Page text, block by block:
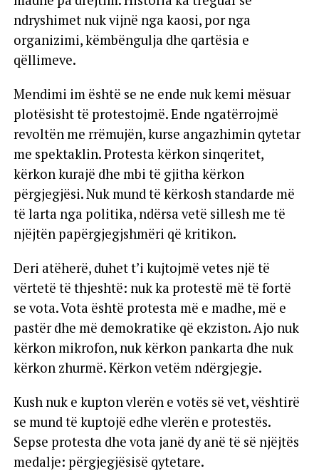
ndryshimet nuk vijnë nga kaosi, por nga
organizimi, këmbëngulja dhe qartësia e
qëllimeve.
Mendimi im është se ne ende nuk kemi mësuar
plotësisht të protestojmë. Ende ngatërrojmë
revoltën me rrëmujën, kurse angazhimin qytetar
me spektaklin. Protesta kërkon sinqeritet,
kërkon kurajë dhe mbi të gjitha kërkon
përgjegjësi. Nuk mund të kërkosh standarde më
të larta nga politika, ndërsa vetë sillesh me të
njëjtën papërgjegjshmëri që kritikon.
Deri atëherë, duhet t’i kujtojmë vetes një të
vërtetë të thjeshtë: nuk ka protestë më të fortë
se vota. Vota është protesta më e madhe, më e
pastër dhe më demokratike që ekziston. Ajo nuk
kërkon mikrofon, nuk kërkon pankarta dhe nuk
kërkon zhurmë. Kërkon vetëm ndërgjegje.
Kush nuk e kupton vlerën e votës së vet, vështirë
se mund të kuptojë edhe vlerën e protestës.
Sepse protesta dhe vota janë dy anë të së njëjtës
medalje: përgjegjësisë qytetare.